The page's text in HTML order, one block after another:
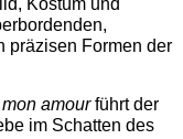
Kostüm und
präzisen Formen der
amourführt der
im Schatten des